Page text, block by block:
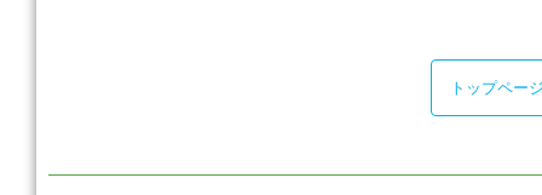
k
トップペー